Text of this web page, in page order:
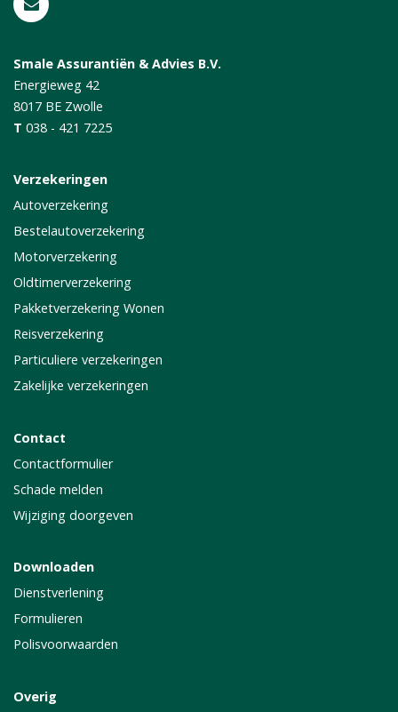
Smale Assurantiën & Advies B.V.
Energieweg 42
8017 BE Zwolle
T 038 - 421 7225
Verzekeringen
Autoverzekering
Bestelautoverzekering
Motorverzekering
Oldtimerverzekering
Pakketverzekering Wonen
Reisverzekering
Particuliere verzekeringen
Zakelijke verzekeringen
Contact
Contactformulier
Schade melden
Wijziging doorgeven
Downloaden
Dienstverlening
Formulieren
Polisvoorwaarden
Overig